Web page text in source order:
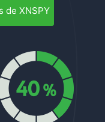
de XNSPY